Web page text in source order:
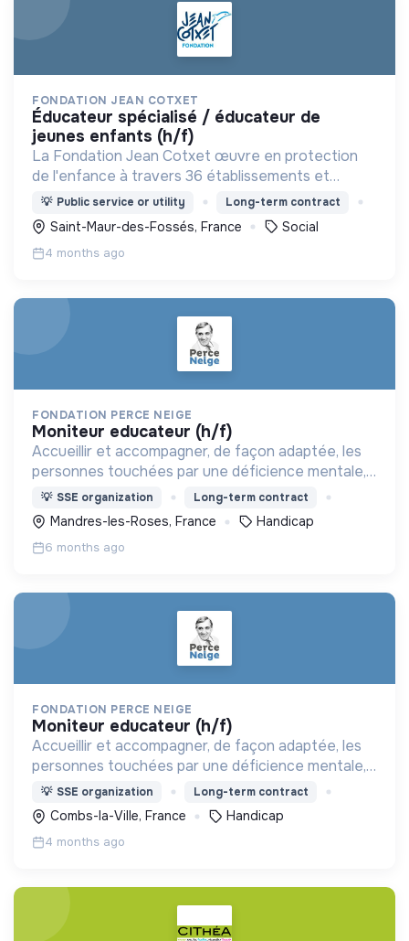
FONDATION JEAN COTXET
éducateur spécialisé / éducateur de
jeunes enfants (h/f)
La Fondation Jean Cotxet œuvre en protection
de l'enfance à travers 36 établissements et
services, et 1 000 collaborateurs accompagnant
chaque année 4 000 jeunes.
💡 Public service or utility Long-term contract
Saint-Maur-des-Fossés, France Social
4 months ago
FONDATION PERCE NEIGE
moniteur educateur (h/f)
Accueillir et accompagner, de façon adaptée, les
personnes touchées par une déficience mentale,
un handicap physique ou psychique
💡 SSE organization Long-term contract
Mandres-les-Roses, France Handicap
6 months ago
FONDATION PERCE NEIGE
moniteur educateur (h/f)
Accueillir et accompagner, de façon adaptée, les
personnes touchées par une déficience mentale,
un handicap physique ou psychique
💡 SSE organization Long-term contract
Combs-la-Ville, France Handicap
4 months ago